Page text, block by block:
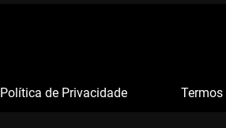
Política de Privacidade